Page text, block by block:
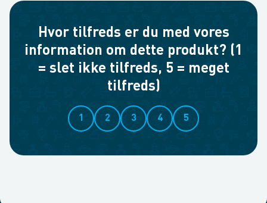
Hvor tilfreds er du med vores
information om dette produkt? (1
= slet ikke tilfreds, 5 = meget
tilfreds)
1 2 3 4 5